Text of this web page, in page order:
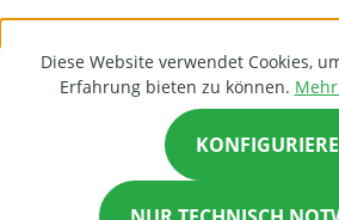
Diese Website verwendet Cookies,
Erfahrung bieten zu können.